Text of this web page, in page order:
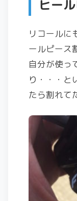
ヒー
リコールに
ールピース
自分が使っ
り・・・と
たら割れて